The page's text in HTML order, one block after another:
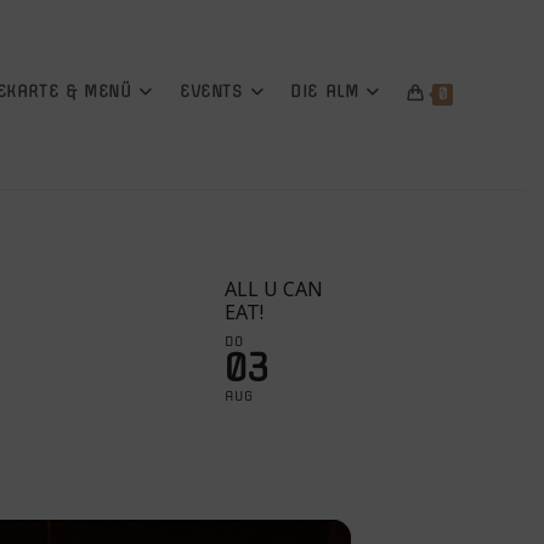
& MENÜ EVENTS DIE ALM 0
ALL U CAN
EAT!
DO
03
AUG